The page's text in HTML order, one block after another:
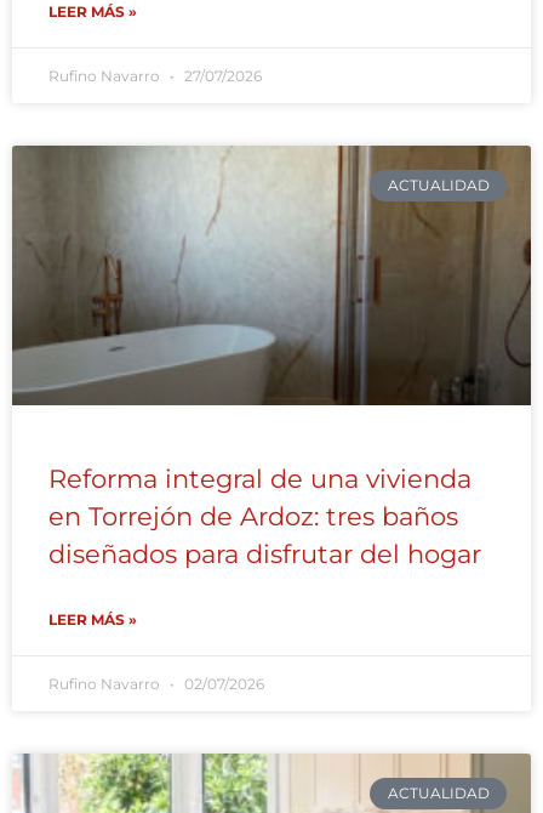
LEER MÁS »
Rufino Navarro 27/07/2026
ACTUALIDAD
Reforma integral de una vivienda
en Torrejón de Ardoz: tres baños
diseñados para disfrutar del hogar
LEER MÁS »
Rufino Navarro 02/07/2026
ACTUALIDAD